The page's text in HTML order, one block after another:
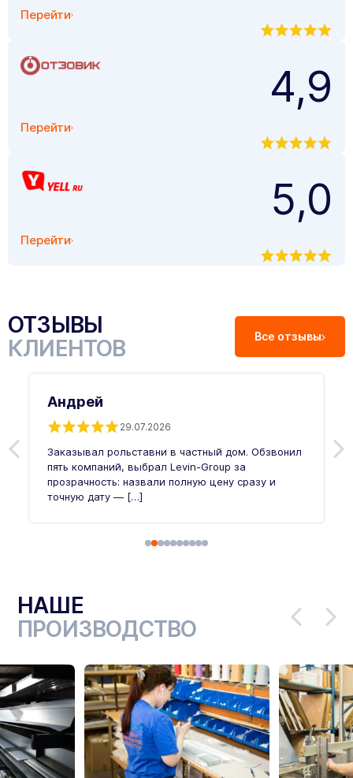
Перейти
Перейти
4,9
Перейти
5,0
ОТЗЫВЫ
КЛИЕНТОВ
Все отзывы
Андрей
29.07.2026
Заказывал рольставни в частный дом. Обзвонил
пять компаний, выбрал Levin-Group за
прозрачность: назвали полную цену сразу и
точную дату — […]
НАШЕ
ПРОИЗВОДСТВО